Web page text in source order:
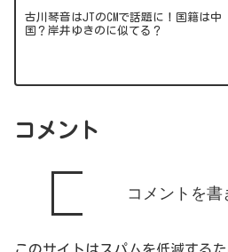
古川琴音はJTのCMで話題に！国籍は中
国？岸井ゆきのに似てる？
コメント
コメントを書